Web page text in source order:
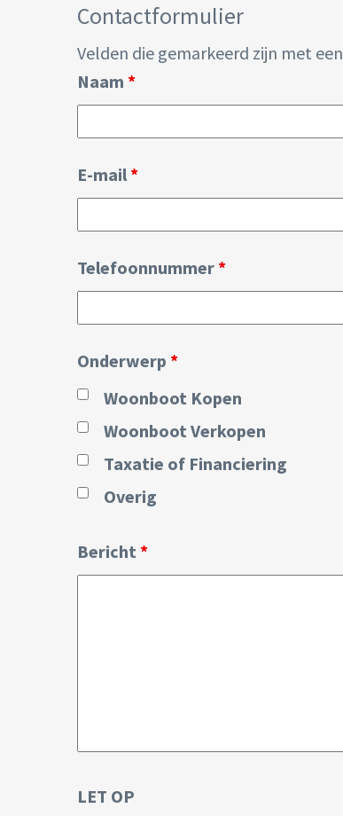
Contactformulier
Velden die gemarkeerd zijn met een
Naam *
E-mail *
Telefoonnummer *
Onderwerp *
Woonboot Kopen
Woonboot Verkopen
Taxatie of Financiering
Overig
Bericht *
LET OP